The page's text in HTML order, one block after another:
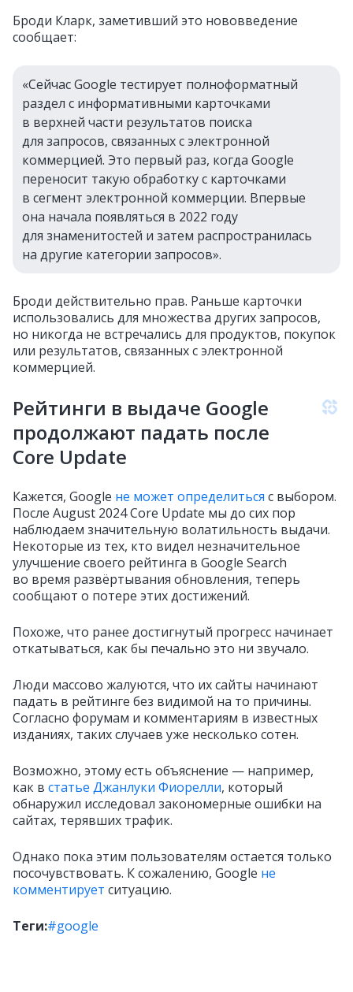
Броди Кларк, заметивший это нововведение
сообщает:
«СейчасGoogle тестирует полноформатный
раздел с информативными карточками
в верхней части результатов поиска
для запросов, связанных с электронной
коммерцией. Это первый раз, когда Google
переносит такую обработку с карточками
в сегмент электронной коммерции. Впервые
она начала появляться в 2022 году
для знаменитостей и затем распространилась
на другие категории запросов».
Броди действительно прав. Раньше карточки
использовались для множества других запросов,
но никогда не встречались для продуктов, покупок
или результатов, связанных с электронной
коммерцией.
Рейтинги в выдаче Google
продолжают падать после
Core Update
Кажется, Google не может определиться с выбором.
После August 2024 Core Update мы до сих пор
наблюдаем значительную волатильность выдачи.
Некоторые из тех, кто видел незначительное
улучшение своего рейтинга в Google Search
во время развёртывания обновления, теперь
сообщают о потере этих достижений.
Похоже, что ранее достигнутый прогресс начинает
откатываться, как бы печально это ни звучало.
Люди массово жалуются, что их сайты начинают
падать в рейтинге без видимой на то причины.
Согласно форумам и комментариям в известных
изданиях, таких случаев уже несколько сотен.
Возможно, этому есть объяснение — например,
как в статье Джанлуки Фиорелли, который
обнаружил исследовал закономерные ошибки на
сайтах, терявших трафик.
Однако пока этим пользователям остается только
посочувствовать. К сожалению, Google не
комментирует ситуацию.
Теги:#google